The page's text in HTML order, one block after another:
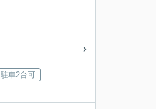
駐車2台可